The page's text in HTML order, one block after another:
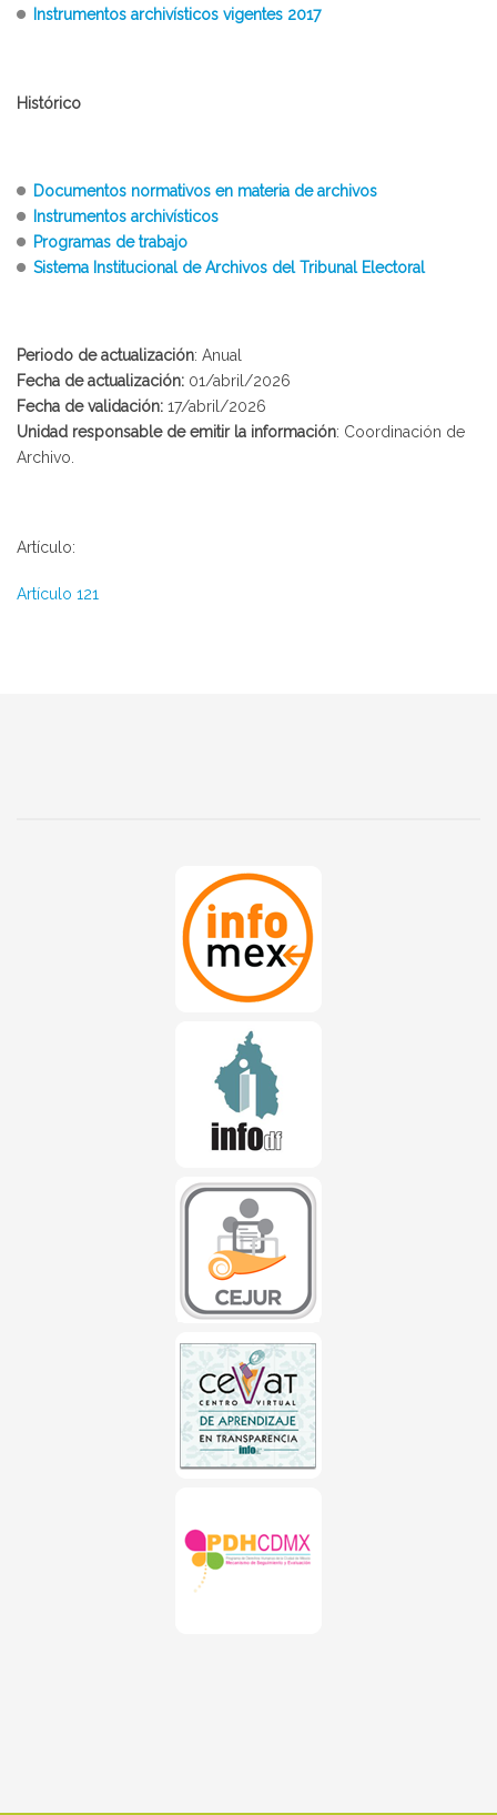
Instrumentos archivísticos vigentes 2017
Histórico
Documentos normativos en materia de archivos
Instrumentos archivísticos
Programas de trabajo
Sistema Institucional de Archivos del Tribunal Electoral
Periodo de actualización: Anual
Fecha de actualización: 01/abril/2026
Fecha de validación: 17/abril/2026
Unidad responsable de emitir la información: Coordinación de
Archivo.
Artículo:
Artículo 121